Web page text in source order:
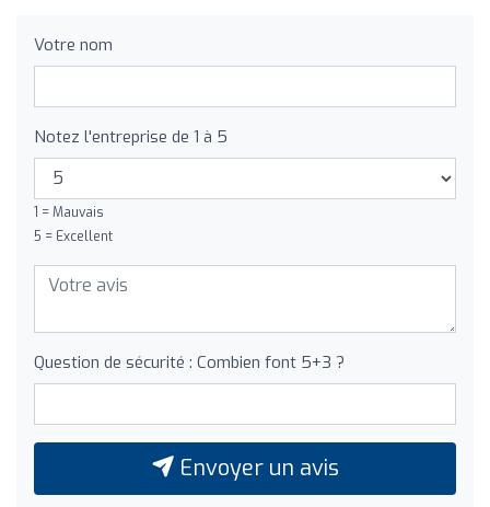
Votre nom
Notez l'entreprise de 1 à 5
1 = Mauvais
5 = Excellent
Question de sécurité : Combien font 5+3 ?
Envoyer un avis